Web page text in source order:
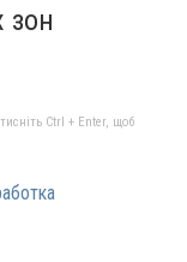
зон
Ctrl + Enter, щоб